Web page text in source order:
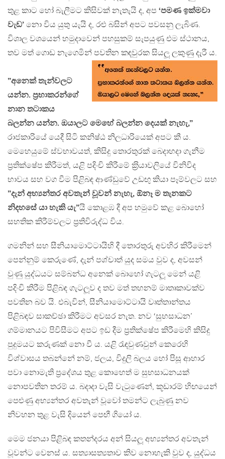
තුළ කාට හෝ බැලීමට කිසිවක් නැතැයි ද, අප ‘පමණ ඉක්මවා
වැඩ’ නො විය යුතු යැයි ද, රළු බසින් අපට පවසනු ලැබිණ.
විශාල වශයෙන් හමුදාවෙන් පහසුකම් සැපයුණු එම ස්ථානය,
තව මත් ගොඩ නැගෙමින් පවතින කඳවුරක සියලූ ලකුණු දැරී ය.
”අනෙක් තැන්වලට
යන්න. ප‍්‍රභාකරන්ගේ
නාන තටාකය
බලන්න යන්න. ඔයාලට මෙහේ බලන්න දෙයක් නැහැ,”
රාජකාරියේ යෙදී සිටි කනිෂ්ඨ නිලධාරියෙක් අපට කී ය.
මෙහෙයුමේ ස්වභාවයත්, කිසිදු තොරතුරක් බෙදාහදා ගැනීම
ප‍්‍රතික්ෂේප කිරීමත්, යළි පදිංචි කිරීමේ ක‍්‍රියාවලියේ විනිවිද
භාවය සහ වග වීම පිළිබඳ ආණ්ඩුවේ උඩඟු කියා පෑම්වලට සහ
”දැන් අභ්‍යන්තර අවතැන් වූවන් නැහැ, ඕනෑ ම තැනකට
නිදහසේ යා හැකි යැ”යි කොළඹ දී අප හමුවේ කළ බොහෝ
සහතික කිරීම්වලට ප‍්‍රතිවිරුද්ධ විය.
ගමනින් සහ සීනියාමොට්ටායිහි දී තොරතුරු අවහිර කිරීමෙන්
පෙන්නුම් කෙරුණේ, දැන් පශ්චාත් යුද සමය වුව ද, අවසන්
වුණු යුද්ධයට සම්බන්ධ අනෙක් බොහෝ ගැටලූ මෙන් යළි
පදිංචි කිරීම පිළිබඳ ගැටලූව ද තව මත් තහනම් මාතෘකාවක්ව
පවතින බව යි. එබැවින්, සීනියාමොට්ටායි වෘත්තාන්තය
පිළිබඳව සාකච්ඡා කිරීමට අවසර නැත. නව ‘සුභසාධන’
ගම්මානයට පිවිසීමට අපට ඉඩ දීම ප‍්‍රතික්ෂේප කිරීමෙහි කිසිදු
පුදුමයට කරුණක් නො වී ය. යළි රැඳවුණවුන් කෙරෙහි
විශ්වාසය තබන්නේ නම්, ජලය, විදුලි බලය හෝ පිසූ ආහාර
පවා නොමැති ප්‍රදේශය තුළ කොහෙත් ම සුභසාධනයක්
නොපවතින තරම් ය. බදාදා වැසි වැටුණෙන්, කූඩාරම් හිඟයෙන්
පෙළුණු අභ්‍යන්තර අවතැන් වූවෝ තමන්ට ලැබුණු නව
නිවහන තුළ වැසි දියෙන් පෙඟී ගියෝ ය.
මෙම ජනයා පිළිබඳ කතන්දරය අන් සියලූ අභ්‍යන්තර අවතැන්
වූවන්ට වෙනස් ය. සත්‍යාසත්‍යතාව කිව නොහැකි වුව ද, යුද්ධය